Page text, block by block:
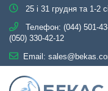
25 і 31 грудня та 1-2
Телефон: (044) 501-
(050) 330-42-12
Email: